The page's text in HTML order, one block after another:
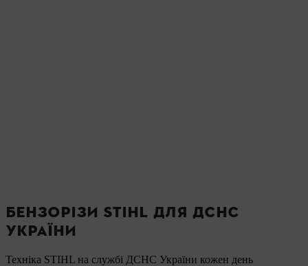
БЕНЗОРІЗИ STIHL ДЛЯ ДСНС
УКРАЇНИ
Техніка STIHL на службі ДСНС України кожен день